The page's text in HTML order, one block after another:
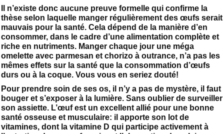
Il n’existe donc aucune preuve formelle qui confirme la
thèse selon laquelle manger régulièrement des œufs serait
mauvais pour la santé. Cela dépend de la manière d’en
consommer, dans le cadre d’une alimentation complète et
riche en nutriments. Manger chaque jour une méga
omelette avec parmesan et chorizo à outrance, n’a pas les
mêmes effets sur la santé que la consommation d’œufs
durs ou à la coque. Vous vous en seriez douté!
Pour prendre soin de ses os, il n’y a pas de mystère, il faut
bouger et s’exposer à la lumière. Sans oublier de surveiller
son assiette. L’œuf est un excellent allié pour une bonne
santé osseuse et musculaire: il apporte son lot de
vitamines, dont la vitamine D qui participe activement à